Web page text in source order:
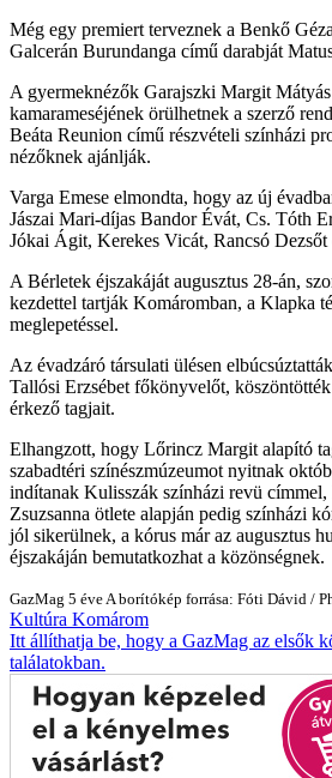
Még egy premiert terveznek a Benkő
Galcerán Burundanga című darabját
A gyermeknézők Garajszki Margit
kamarameséjének örülhetnek a szerző
Beáta Reunion című részvételi színházi
nézőknek ajánlják.
Varga Emese elmondta, hogy az új
Jászai Mari-díjas Bandor Évát, Cs. Tóth
Jókai Ágit, Kerekes Vicát, Rancsó Dezsőt
A Bérletek éjszakáját augusztus 28-án,
kezdettel tartják Komáromban, a Klapka
meglepetéssel.
Az évadzáró társulati ülésen
Tallósi Erzsébet főkönyvelőt,
érkező tagjait.
Elhangzott, hogy Lőrincz Margit alapító
szabadtéri színészmúzeumot nyitnak
indítanak Kulisszák színházi revü címmel,
Zsuzsanna ötlete alapján pedig színházi
jól sikerülnek, a kórus már az augusztus
éjszakáján bemutatkozhat a közönségnek.
GazMag 5 éve A borítókép forrása: Fóti Dávid /
Kultúra Komárom
Itt állíthatja be, hogy a GazMag az elsők
találatokban.